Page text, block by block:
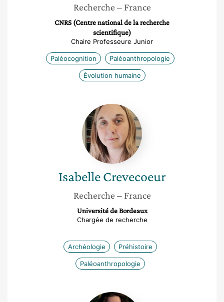
Recherche – France
CNRS (Centre national de la recherche
scientifique)
Chaire Professeure Junior
Paléocognition Paléoanthropologie
Évolution humaine
Isabelle
Crevecoeur
Isabelle Crevecoeur
Recherche – France
Université de Bordeaux
Chargée de recherche
Archéologie Préhistoire
Paléoanthropologie
Patricia